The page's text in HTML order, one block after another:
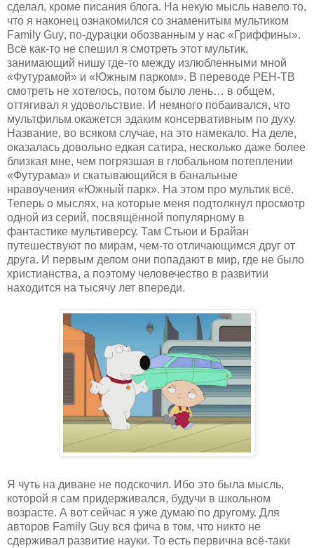
сделал, кроме писания блога. На некую мысль навело то,
что я наконец ознакомился со знаменитым мультиком
Family Guy, по-дурацки обозванным у нас «Гриффины».
Всё как-то не спешил я смотреть этот мультик,
занимающий нишу где-то между излюбленными мной
«Футурамой» и «Южным парком». В переводе РЕН-ТВ
смотреть не хотелось, потом было лень… в общем,
оттягивал я удовольствие. И немного побаивался, что
мультфильм окажется эдаким консервативным по духу.
Название, во всяком случае, на это намекало. На деле,
оказалась довольно едкая сатира, несколько даже более
близкая мне, чем погрязшая в глобальном потеплении
«Футурама» и скатывающийся в банальные
нравоучения «Южный парк». На этом про мультик всё.
Теперь о мыслях, на которые меня подтолкнул просмотр
одной из серий, посвящённой популярному в
фантастике мультиверсу. Там Стьюи и Брайан
путешествуют по мирам, чем-то отличающимся друг от
друга. И первым делом они попадают в мир, где не было
христианства, а поэтому человечество в развитии
находится на тысячу лет впереди.
Я чуть на диване не подскочил. Ибо это была мысль,
которой я сам придерживался, будучи в школьном
возрасте. А вот сейчас я уже думаю по другому. Для
авторов Family Guy вся фича в том, что никто не
сдерживал развитие науки. То есть первична всё-таки